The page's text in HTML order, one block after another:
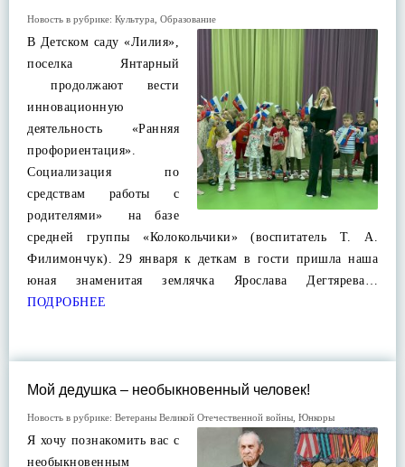
Новость в рубрике: Культура Образование
В Детском саду «Лилия»,
поселка Янтарный
продолжают вести
инновационную
деятельность «Ранняя
профориентация».
Социализация по
средствам работы с
родителями» на базе
средней группы «Колокольчики» (воспитатель Т. А.
Филимончук). 29 января к деткам в гости пришла наша
юная знаменитая землячка Ярослава Дегтярева…
ПОДРОБНЕЕ
Мой дедушка – необыкновенный человек!
Новость в рубрике: Ветераны Великой Отечественной войны Юнкоры
Я хочу познакомить вас с
необыкновенным